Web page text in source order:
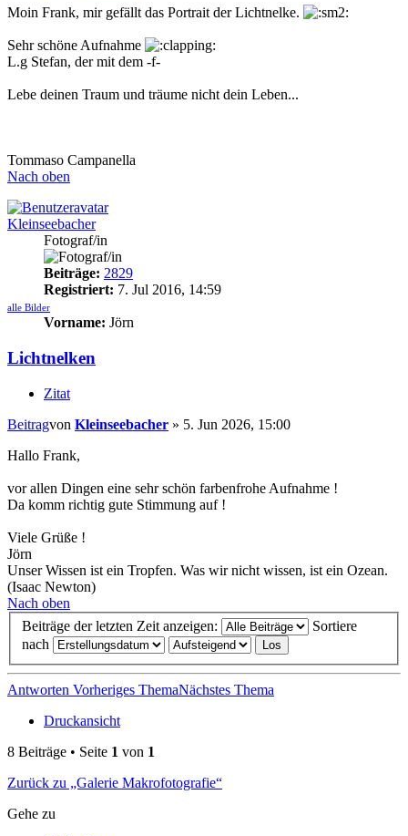
Moin Frank, mir gefällt das Portrait der Lichtnelke.
Sehr schöne Aufnahme
L.g Stefan, der mit dem -f-
Lebe deinen Traum und träume nicht dein Leben...
Tommaso Campanella
Nach oben
Kleinseebacher
Fotograf/in
Beiträge: 2829
Registriert: 7. Jul 2016, 14:59
alle Bilder
Vorname: Jörn
Lichtnelken
Zitat
Beitragvon Kleinseebacher » 5. Jun 2026, 15:00
Hallo Frank,
vor allen Dingen eine sehr schön farbenfrohe Aufnahme !
Da komm richtig gute Stimmung auf !
Viele Grüße !
Jörn
Unser Wissen ist ein Tropfen. Was wir nicht wissen, ist ein Ozean.
(Isaac Newton)
Nach oben
Beiträge der letzten Zeit anzeigen:
Sortiere
nach
Antworten Vorheriges ThemaNächstes Thema
Druckansicht
8 Beiträge • Seite 1 von 1
Zurück zu „Galerie Makrofotografie“
Gehe zu